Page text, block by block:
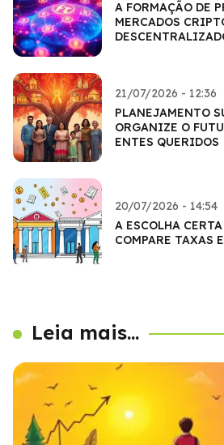
A FORMAÇÃO DE
MERCADOS
21/07/2026 - 12:36
PLANEJAMENTO
ORGANIZE O
ENTES QUERIDOS
20/07/2026 - 14:54
A ESCOLHA
COMPARE TAXAS
Leia mais...